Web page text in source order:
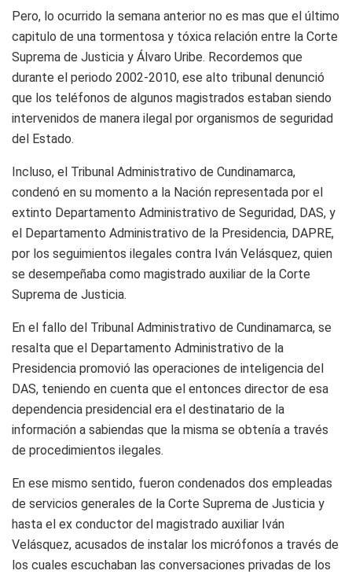
Pero, lo ocurrido la semana anterior no es mas que el último
capitulo de una tormentosa y tóxica relación entre la Corte
Suprema de Justicia y Álvaro Uribe. Recordemos que
durante el periodo 2002-2010, ese alto tribunal denunció
que los teléfonos de algunos magistrados estaban siendo
intervenidos de manera ilegal por organismos de seguridad
del Estado.
Incluso, el Tribunal Administrativo de Cundinamarca,
condenó en su momento a la Nación representada por el
extinto Departamento Administrativo de Seguridad, DAS, y
el Departamento Administrativo de la Presidencia, DAPRE,
por los seguimientos ilegales contra Iván Velásquez, quien
se desempeñaba como magistrado auxiliar de la Corte
Suprema de Justicia.
En el fallo del Tribunal Administrativo de Cundinamarca, se
resalta que el Departamento Administrativo de la
Presidencia promovió las operaciones de inteligencia del
DAS, teniendo en cuenta que el entonces director de esa
dependencia presidencial era el destinatario de la
información a sabiendas que la misma se obtenía a través
de procedimientos ilegales.
En ese mismo sentido, fueron condenados dos empleadas
de servicios generales de la Corte Suprema de Justicia y
hasta el ex conductor del magistrado auxiliar Iván
Velásquez, acusados de instalar los micrófonos a través de
los cuales escuchaban las conversaciones privadas de los